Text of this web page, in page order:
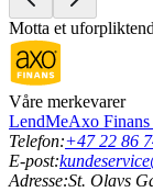
Motta et
Våre merkevarer
LendMeAxo Finans
Telefon:+47 22 86
E-post:
Adresse:St. Olavs